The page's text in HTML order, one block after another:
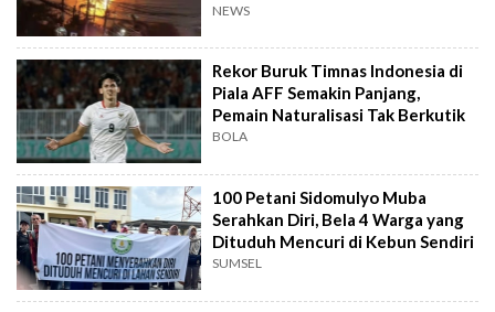
NEWS
Rekor Buruk Timnas Indonesia di
Piala AFF Semakin Panjang,
Pemain Naturalisasi Tak Berkutik
BOLA
100 Petani Sidomulyo Muba
Serahkan Diri, Bela 4 Warga yang
Dituduh Mencuri di Kebun Sendiri
SUMSEL